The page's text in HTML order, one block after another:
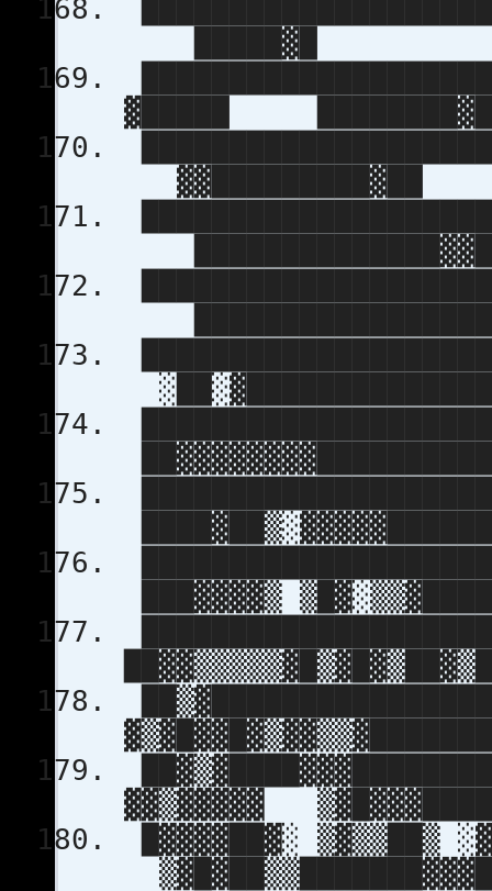
█████▓█
▓█████ ████████▓█
▓▓█████████▓██
██████████████▓▓█
███▓▓▓▓▒
▓▓▒▓▓▓▓▓
█▓▓▓▓██▓░ ▒▓▒▒██▒